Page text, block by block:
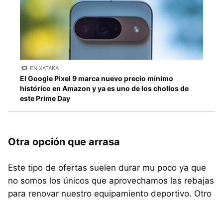
EN XATAKA
El Google Pixel 9 marca nuevo precio mínimo
histórico en Amazon y ya es uno de los chollos de
este Prime Day
Otra opción que arrasa
Este tipo de ofertas suelen durar mu poco ya que
no somos los únicos que aprovechamos las rebajas
para renovar nuestro equipamiento deportivo. Otro